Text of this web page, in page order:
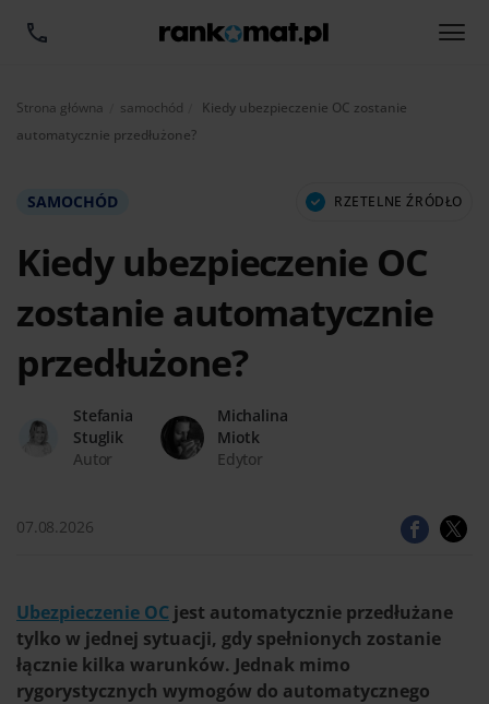
Strona główna samochód Aktualnie:
Kiedy ubezpieczenie OC zostanie
automatycznie przedłużone?
SAMOCHÓD RZETELNE ŹRÓDŁO
Kiedy ubezpieczenie OC
zostanie automatycznie
przedłużone?
Stefania
Stuglik
Autor
Michalina
Miotk
Edytor
07.08.2026
Ubezpieczenie OC jest automatycznie przedłużane
tylko w jednej sytuacji, gdy spełnionych zostanie
łącznie kilka warunków. Jednak mimo
rygorystycznych wymogów do automatycznego